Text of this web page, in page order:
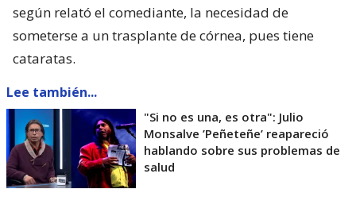
según relató el comediante, la necesidad de
someterse a un trasplante de córnea, pues tiene
cataratas.
Lee también...
"Si no es una, es otra": Julio
Monsalve ’Peñeteñe’ reapareció
hablando sobre sus problemas de
salud